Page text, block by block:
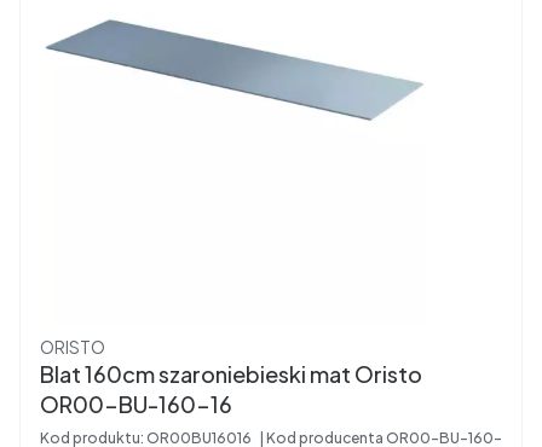
Producent
ORISTO
Blat 160cm szaroniebieski mat Oristo
OR00-BU-160-16
Kod produktu: OR00BU16016 Kod producenta OR00-BU-160-